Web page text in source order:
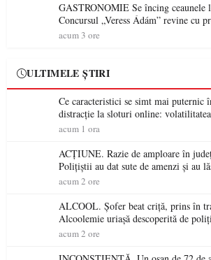
GASTRONOMIE Se încing ceaunele la Satu Mare!
Concursul „Veress Ádám” revine cu
spectaculoase, premii și un jurat de
acum 3 ore
ULTIMELE ȘTIRI
Ce caracteristici se simt mai puternic
distracție la sloturi online:
acum 1 ora
ACȚIUNE. Razie de amploare în
Polițiștii au dat sute de amenzi și au
permis într-o singură zi
acum 2 ore
ALCOOL. Șofer beat criță, prins în
Alcoolemie uriașă descoperită de
acum 2 ore